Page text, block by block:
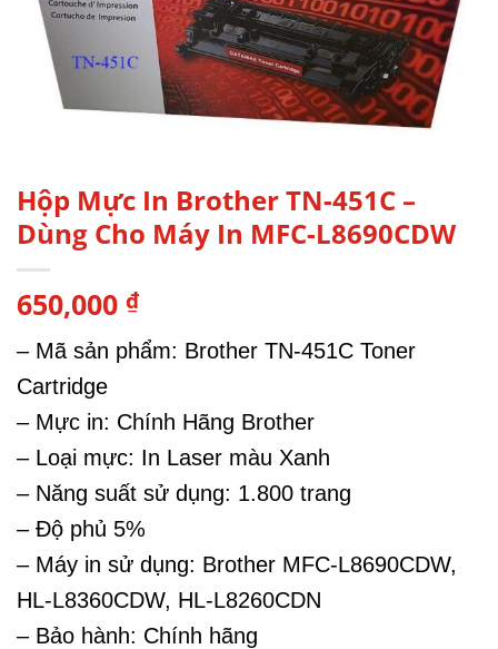
Hộp Mực In Brother TN-451C –
Dùng Cho Máy In MFC-L8690CDW
650,000 ₫
– Mã sản phẩm: Brother TN-451C Toner
Cartridge
– Mực in: Chính Hãng Brother
– Loại mực: In Laser màu Xanh
– Năng suất sử dụng: 1.800 trang
– Độ phủ 5%
– Máy in sử dụng: Brother MFC-L8690CDW,
HL-L8360CDW, HL-L8260CDN
– Bảo hành: Chính hãng